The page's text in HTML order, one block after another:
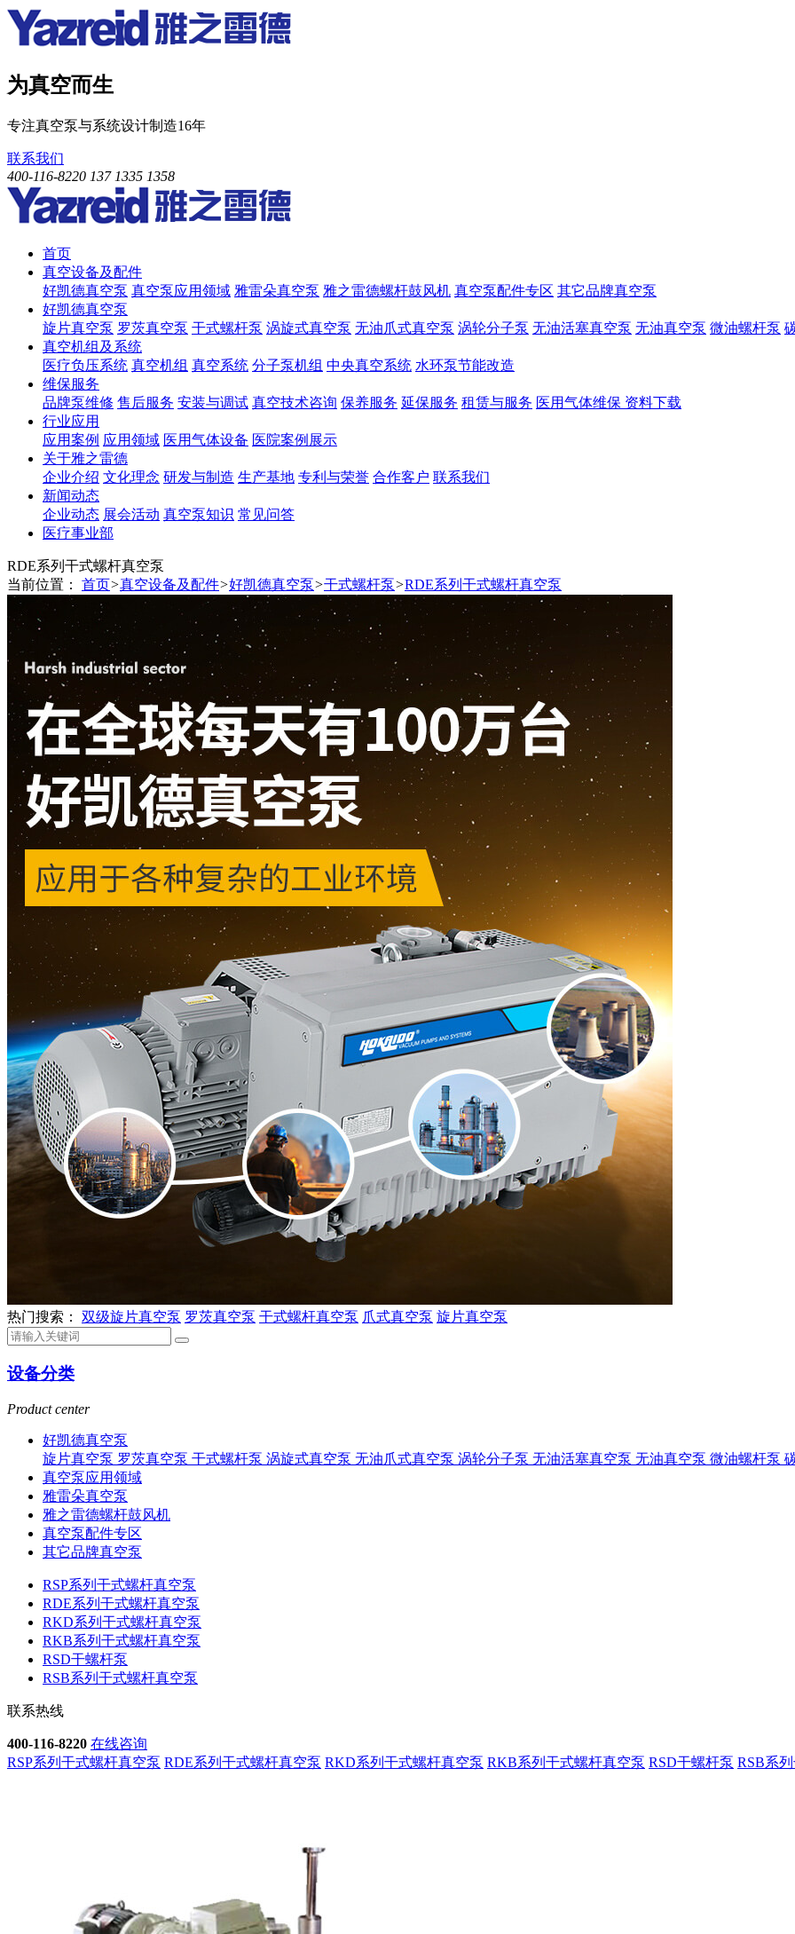
为真空而生
专注真空泵与系统设计制造16年
联系我们
400-116-8220 137 1335 1358
首页
真空设备及配件
好凯德真空泵 真空泵应用领域 雅雷朵真空泵 雅之雷德螺杆鼓风机 真空泵配件专区 其它品牌真空泵
好凯德真空泵
旋片真空泵 罗茨真空泵 干式螺杆泵 涡旋式真空泵 无油爪式真空泵 涡轮分子泵 无油活塞真空泵 无油真空泵 微油螺杆泵
真空机组及系统
医疗负压系统 真空机组 真空系统 分子泵机组 中央真空系统 水环泵节能改造
维保服务
品牌泵维修 售后服务 安装与调试 真空技术咨询 保养服务 延保服务 租赁与服务 医用气体维保 资料下载
行业应用
应用案例 应用领域 医用气体设备 医院案例展示
关于雅之雷德
企业介绍 文化理念 研发与制造 生产基地 专利与荣誉 合作客户 联系我们
新闻动态
企业动态 展会活动 真空泵知识 常见问答
医疗事业部
RDE系列干式螺杆真空泵
当前位置：
首页>真空设备及配件>好凯德真空泵>干式螺杆泵>RDE系列干式螺杆真空泵
热门搜索： 双级旋片真空泵 罗茨真空泵 干式螺杆真空泵 爪式真空泵 旋片真空泵
设备分类
Product center
好凯德真空泵
旋片真空泵 罗茨真空泵 干式螺杆泵 涡旋式真空泵 无油爪式真空泵 涡轮分子泵 无油活塞真空泵 无油真空泵 微油螺杆泵
真空泵应用领域
雅雷朵真空泵
雅之雷德螺杆鼓风机
真空泵配件专区
其它品牌真空泵
RSP系列干式螺杆真空泵
RDE系列干式螺杆真空泵
RKD系列干式螺杆真空泵
RKB系列干式螺杆真空泵
RSD干螺杆泵
RSB系列干式螺杆真空泵
联系热线
400-116-8220 在线咨询
RSP系列干式螺杆真空泵 RDE系列干式螺杆真空泵 RKD系列干式螺杆真空泵 RKB系列干式螺杆真空泵 RSD干螺杆泵 RSB系